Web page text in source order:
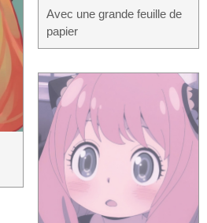
Avec une grande feuille de
papier